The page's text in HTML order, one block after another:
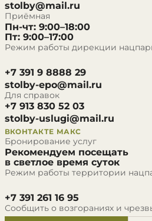
stolby@mail.ru
Приёмная
Пн-чт: 9:00–18:00
Пт: 9:00–17:00
Режим работы дирекции
+7 391 9 8888 29
stolby-epo@mail.ru
Для справок
+7 913 830 52 03
stolby-uslugi@mail.ru
ВКОНТАКТЕ МАКС
Бронирование услуг
Рекомендуем посещать
в светлое время суток
Режим работы территории
+7 391 261 16 95
Сообщить о возгораниях и